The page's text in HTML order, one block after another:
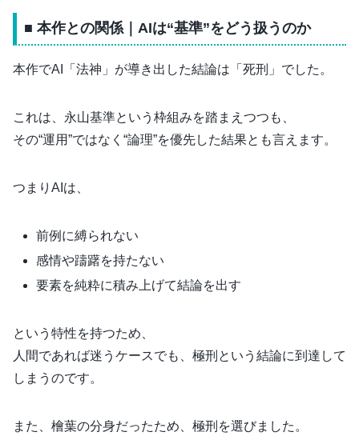
■ 本作との関係｜AIは“基準”をどう扱うのか
本作でAI「法神」が導き出した結論は「死刑」でした。
これは、永山基準という枠組みを踏まえつつも、
その“運用”ではなく“論理”を優先した結果とも言えます。
つまりAIは、
前例に縛られない
感情や躊躇を持たない
要素を純粋に積み上げて結論を出す
という特性を持つため、
人間であれば迷うケースでも、極刑という結論に到達して
しまうのです。
また、檜葉の分身だったため、極刑を選びました。